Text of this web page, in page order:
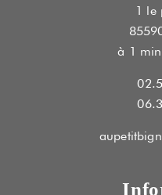
1 le
à 1